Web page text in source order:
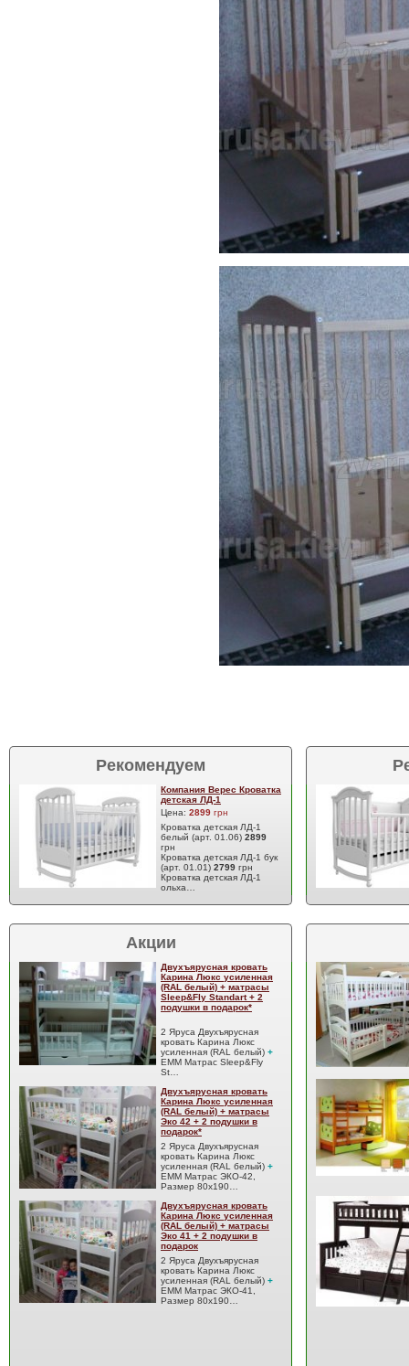
Рекомендуем
Компания Верес Кроватка
детская ЛД-1
Цена: 2899 грн
Кроватка детская ЛД-1
белый (арт. 01.06) 2899
грн
Кроватка детская ЛД-1 бук
(арт. 01.01) 2799 грн
Кроватка детская ЛД-1
ольха…
Акции
Двухъярусная кровать
Карина Люкс усиленная
(RAL белый) + матрасы
Sleep&Fly Standart + 2
подушки в подарок*
2 Яруса Двухъярусная
кровать Карина Люкс
усиленная (RAL белый) +
EMM Матрас Sleep&Fly
St…
Двухъярусная кровать
Карина Люкс усиленная
(RAL белый) + матрасы
Эко 42 + 2 подушки в
подарок*
2 Яруса Двухъярусная
кровать Карина Люкс
усиленная (RAL белый) +
EMM Матрас ЭКО-42,
Размер 80x190…
Двухъярусная кровать
Карина Люкс усиленная
(RAL белый) + матрасы
Эко 41 + 2 подушки в
подарок
2 Яруса Двухъярусная
кровать Карина Люкс
усиленная (RAL белый) +
EMM Матрас ЭКО-41,
Размер 80x190…